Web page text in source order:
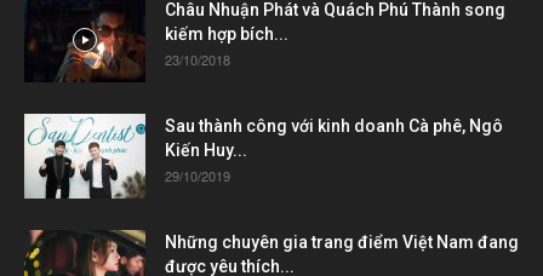
Châu Nhuận Phát và Quách Phú Thành song
kiếm hợp bích...
23/10/2018
Sau thành công với kinh doanh Cà phê, Ngô
Kiến Huy...
29/10/2019
Những chuyên gia trang điểm Việt Nam đang
được yêu thích...